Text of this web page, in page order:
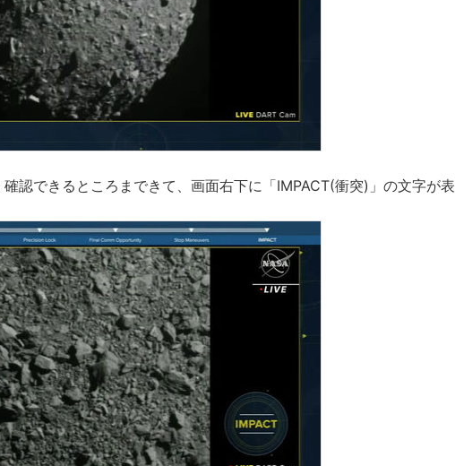
認できるところまできて、画面右下に「IMPACT(衝突)」の文字が表